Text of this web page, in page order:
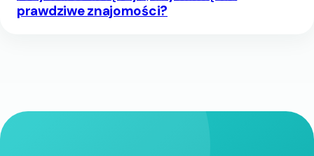
prawdziwe znajomości?